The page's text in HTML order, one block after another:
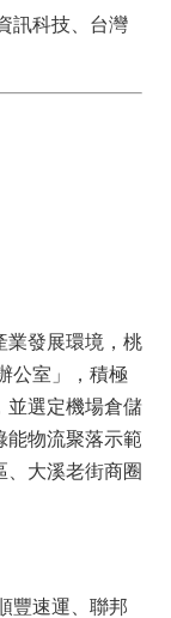
訊科技、台灣
業發展環境，桃
公室」，積極
並選定機場倉儲
能物流聚落示範
、大溪老街商圈
豐速運、聯邦